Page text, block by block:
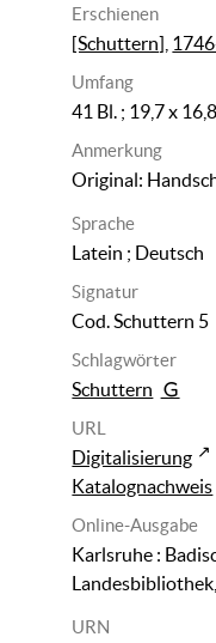
Erschienen
[Schuttern]
Umfang
41 Bl. ; 19,7 x
Anmerkung
Original:
Sprache
Latein ; Deutsch
Signatur
Cod. Schuttern 5
Schlagwörter
Schuttern
URL
Digitalisierung
Katalognachweis
Online-Ausgabe
Karlsruhe :
URN